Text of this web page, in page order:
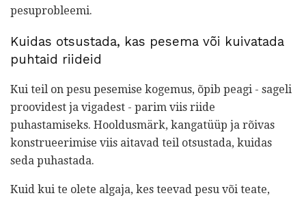
pesuprobleemi.
Kuidas otsustada, kas pesema või kuivatada
puhtaid riideid
Kui teil on pesu pesemise kogemus, õpib peagi - sageli
proovidest ja vigadest - parim viis riide
puhastamiseks. Hooldusmärk, kangatüüp ja rõivas
konstrueerimise viis aitavad teil otsustada, kuidas
seda puhastada.
Kuid kui te olete algaja, kes teevad pesu või teate,